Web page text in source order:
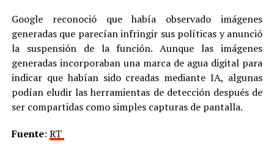
Google reconoció que había observado imágenes
generadas que parecían infringir sus políticas y anunció
la suspensión de la función. Aunque las imágenes
generadas incorporaban una marca de agua digital para
indicar que habían sido creadas mediante IA, algunas
podían eludir las herramientas de detección después de
ser compartidas como simples capturas de pantalla.
Fuente: RT